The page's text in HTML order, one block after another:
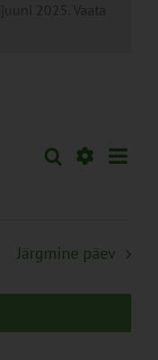
2025. Vaata
Sündmused
Navigation
Otsi Päev
Järgmine päev